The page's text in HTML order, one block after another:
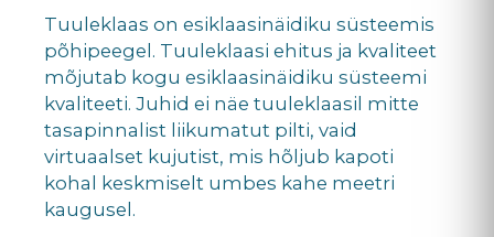
Tuuleklaas on esiklaasinäidiku süsteemis
põhipeegel. Tuuleklaasi ehitus ja kvaliteet
mõjutab kogu esiklaasinäidiku süsteemi
kvaliteeti. Juhid ei näe tuuleklaasil mitte
tasapinnalist liikumatut pilti, vaid
virtuaalset kujutist, mis hõljub kapoti
kohal keskmiselt umbes kahe meetri
kaugusel.